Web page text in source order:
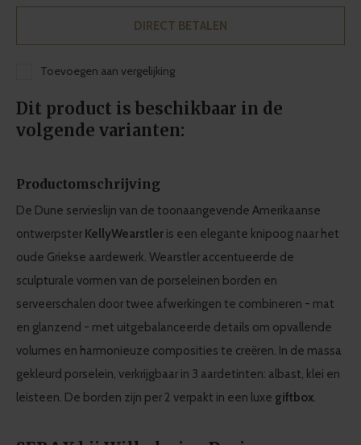
DIRECT BETALEN
Toevoegen aan vergelijking
Dit product is beschikbaar in de
volgende varianten:
Productomschrijving
De Dune servieslijn van de toonaangevende Amerikaanse
ontwerpster KellyWearstler is een elegante knipoog naar het
oude Griekse aardewerk. Wearstler accentueerde de
sculpturale vormen van de porseleinen borden en
serveerschalen door twee afwerkingen te combineren - mat
en glanzend - met uitgebalanceerde details om opvallende
volumes en harmonieuze composities te creëren. In de massa
gekleurd porselein, verkrijgbaar in 3 aardetinten: albast, klei en
leisteen. De borden zijn per 2 verpakt in een luxe giftbox.